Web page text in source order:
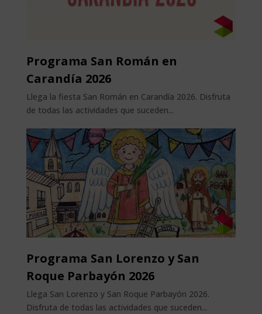
Programa San Román en
Carandía 2026
Llega la fiesta San Román en Carandía 2026. Disfruta
de todas las actividades que suceden...
Programa San Lorenzo y San
Roque Parbayón 2026
Llega San Lorenzo y San Roque Parbayón 2026.
Disfruta de todas las actividades que suceden...